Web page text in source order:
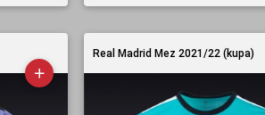
Real Madrid Mez 2021/22 (kupa)